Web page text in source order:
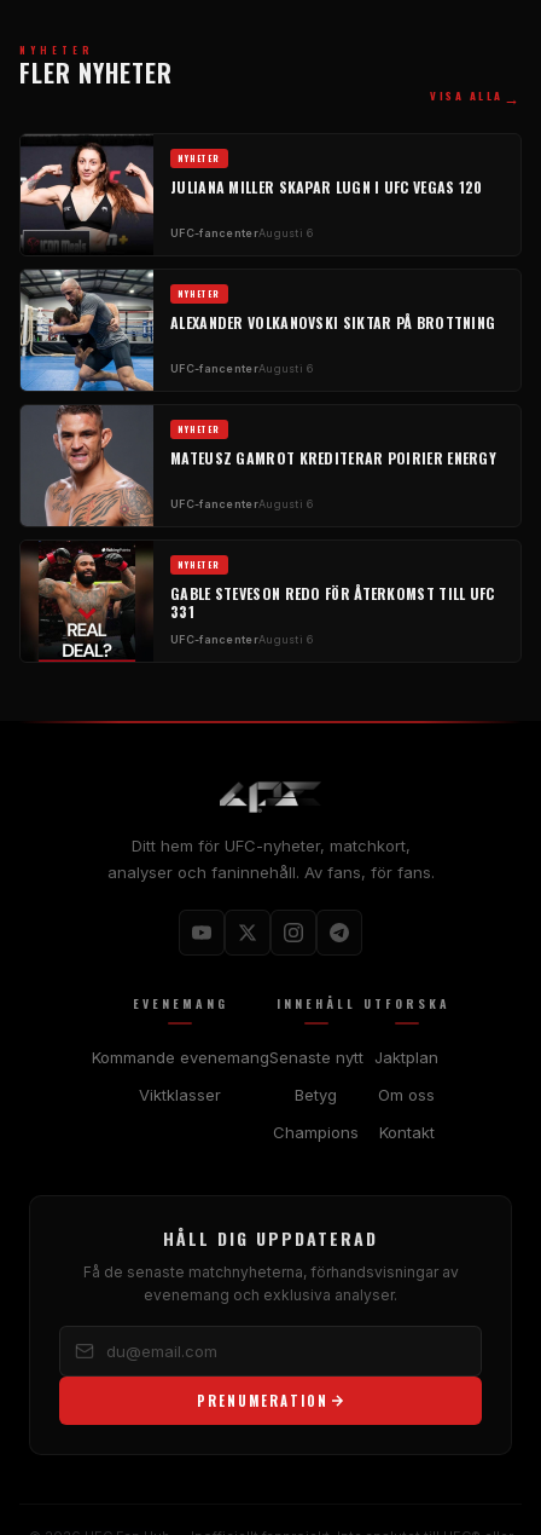
NYHETER
FLER NYHETER
VISA ALLA →
NYHETER
JULIANA MILLER SKAPAR LUGN I UFC VEGAS 120
UFC-fancenterAugusti 6
NYHETER
ALEXANDER VOLKANOVSKI SIKTAR PÅ BROTTNING
UFC-fancenterAugusti 6
NYHETER
MATEUSZ GAMROT KREDITERAR POIRIER ENERGY
UFC-fancenterAugusti 6
NYHETER
GABLE STEVESON REDO FÖR ÅTERKOMST TILL UFC
331
UFC-fancenterAugusti 6
Ditt hem för UFC-nyheter, matchkort,
analyser och faninnehåll. Av fans, för fans.
EVENEMANG
Kommande evenemang
Viktklasser
INNEHÅLL
Senaste nytt
Betyg
Champions
UTFORSKA
Jaktplan
Om oss
Kontakt
HÅLL DIG UPPDATERAD
Få de senaste matchnyheterna, förhandsvisningar av
evenemang och exklusiva analyser.
PRENUMERATION